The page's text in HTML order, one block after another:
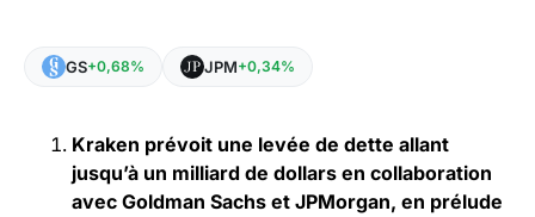
GS+0,68% JPM+0,34%
Kraken prévoit une levée de dette allant
jusqu’à un milliard de dollars en collaboration
avec Goldman Sachs et JPMorgan, en prélude